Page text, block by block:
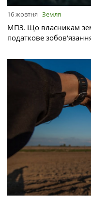
16 жовтня Земля
МПЗ. Що власникам
податкове